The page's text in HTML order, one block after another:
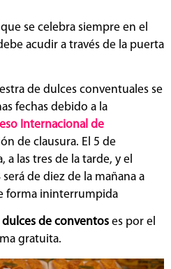
se celebra siempre en el
acudir a través de la puerta
de dulces conventuales se
fechas debido a la
Internacional de
de clausura. El 5 de
las tres de la tarde, y el
de diez de la mañana a
forma ininterrumpida
dulces de conventos es por el
gratuita.